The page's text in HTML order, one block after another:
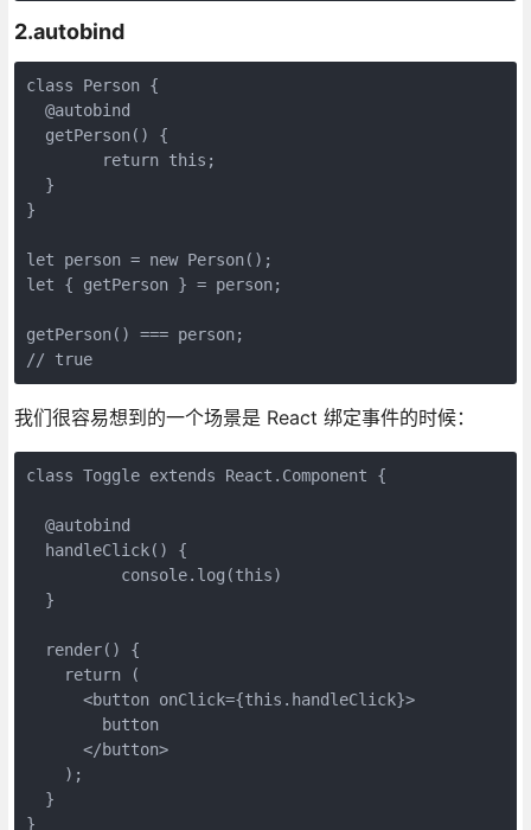
2.autobind
class Person {
  @autobind
  getPerson() {
  }
}
let person = new Person();
let { getPerson } = person;
getPerson() === person;
// true
我们很容易想到的一个场景是 React 绑定事件的时候：
class Toggle extends React.Component {
  @autobind
  handleClick() {
  }
  render() {
    return (
      <button onClick={this.handleClick}>
        button
      </button>
    );
  }
}